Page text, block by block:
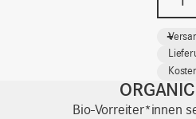
Hands
Menge
-
+
ORGANIC
Bio-Vorreiter*innen